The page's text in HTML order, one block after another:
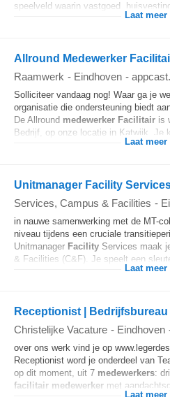
speelveld waarin vastgoed,
Laat meer
Allround Medewerker
Raamwerk - Eindhoven -
Solliciteer vandaag nog! Waar ga je
organisatie die ondersteuning biedt
De Allround medewerker Facilitair is
Bedrijf, op onze locatie in Katwijk. Je
Laat meer
Unitmanager Facility
Services, Campus & Facilities -
in nauwe samenwerking met de MT-
niveau tijdens een cruciale
Unitmanager Facility Services maak
& Facilities (C&F). Je speelt een
Laat meer
Receptionist | Bedrijfsbureau
Christelijke Vacature - Eindhoven
over ons werk vind je op
Receptionist word je onderdeel van
op dit moment, uit 7 medewerkers:
facilitair medewerker met
Laat meer